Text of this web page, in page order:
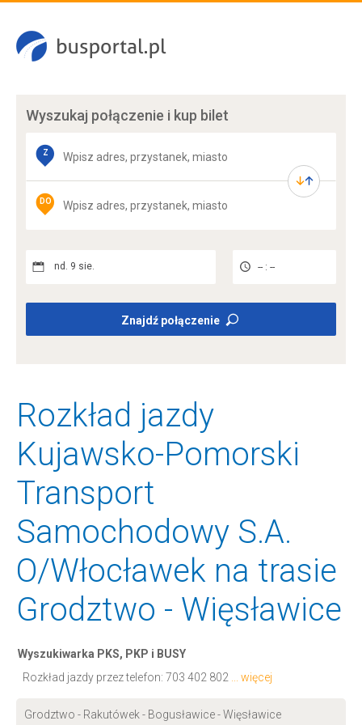
Wyszukaj połączenie i kup bilet
Z
DO
nd. 9 sie. -- : --
Znajdź połączenie
Rozkład jazdy
Kujawsko-Pomorski
Transport
Samochodowy S.A.
O/Włocławek na trasie
Grodztwo - Więsławice
Wyszukiwarka PKS, PKP i BUSY
Rozkład jazdy przez telefon: 703 402 802 ... więcej
Grodztwo - Rakutówek - Bogusławice - Więsławice